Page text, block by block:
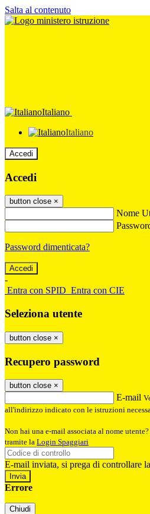
Salta al contenuto
Italiano
Italiano
Accedi
Accedi
button close ×
Nome
Password dimenticata?
-
Entra con SPID Entra con CIE
Seleziona utente
button close ×
Recupero password
button close ×
E-mail
all'indirizzo indicato con le istruzioni
Non hai una e-mail associata al nome
tramite la Login Spaggiari
E-mail inviata, si prega di controllare
Errore
Chiudi